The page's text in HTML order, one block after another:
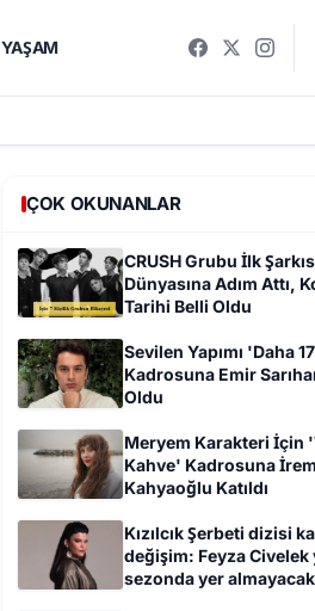
YAŞAM
ÇOK OKUNANLAR
CRUSH Grubu İlk
Dünyasına Adım Attı,
Tarihi Belli Oldu
Sevilen Yapımı 'Daha
Kadrosuna Emir
Oldu
Meryem Karakteri İçin
Kahve' Kadrosuna İrem
Kahyaoğlu Katıldı
Kızılcık Şerbeti dizisi
değişim: Feyza Civelek
sezonda yer almayacak